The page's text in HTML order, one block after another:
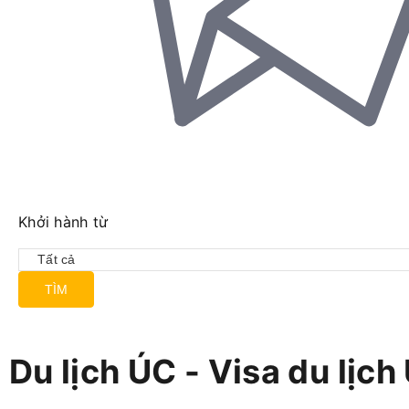
Khởi hành từ
TÌM
Du lịch ÚC - Visa du lịch